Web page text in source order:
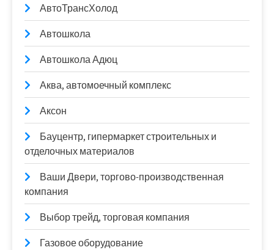
АвтоТрансХолод
Автошкола
Автошкола Адюц
Аква, автомоечный комплекс
Аксон
Бауцентр, гипермаркет строительных и
отделочных материалов
Ваши Двери, торгово-производственная
компания
Выбор трейд, торговая компания
Газовое оборудование